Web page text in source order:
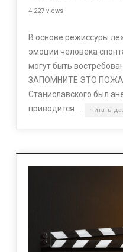
4,227 views
В основе режиссуры
эмоции человека
могут быть
ЗАПОМНИТЕ ЭТО
Станиславского был
приводится …
Читать